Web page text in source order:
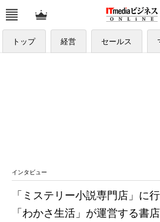
トップ 経営 セールス
インタビュー
「ミステリー小説専門店」
「わかさ生活」が運営する書